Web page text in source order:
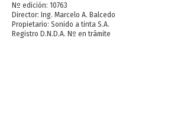
Nº edición: 10763
Director: Ing. Marcelo A. Balcedo
Propietario: Sonido a tinta S.A.
Registro D.N.D.A. Nº en trámite